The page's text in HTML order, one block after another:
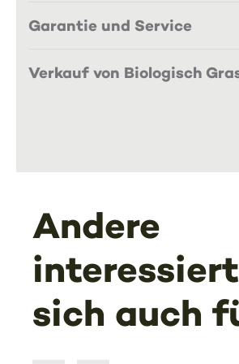
Garantie und Service
Verkauf von Biologisch
Andere
sich auch